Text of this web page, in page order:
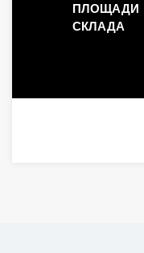
ПЛОЩАДИ
СКЛАДА